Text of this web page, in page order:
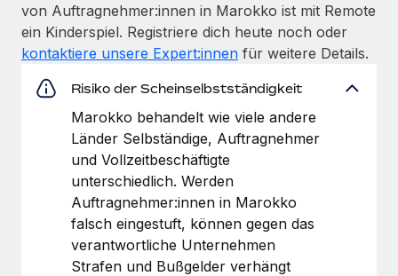
von Auftragnehmer:innen in Marokko ist mit Remote
ein Kinderspiel. Registriere dich heute noch oder
kontaktiere unsere Expert:innen für weitere Details.
Risiko der Scheinselbstständigkeit
Marokko behandelt wie viele andere
Länder Selbständige, Auftragnehmer
und Vollzeitbeschäftigte
unterschiedlich. Werden
Auftragnehmer:innen in Marokko
falsch eingestuft, können gegen das
verantwortliche Unternehmen
Strafen und Bußgelder verhängt